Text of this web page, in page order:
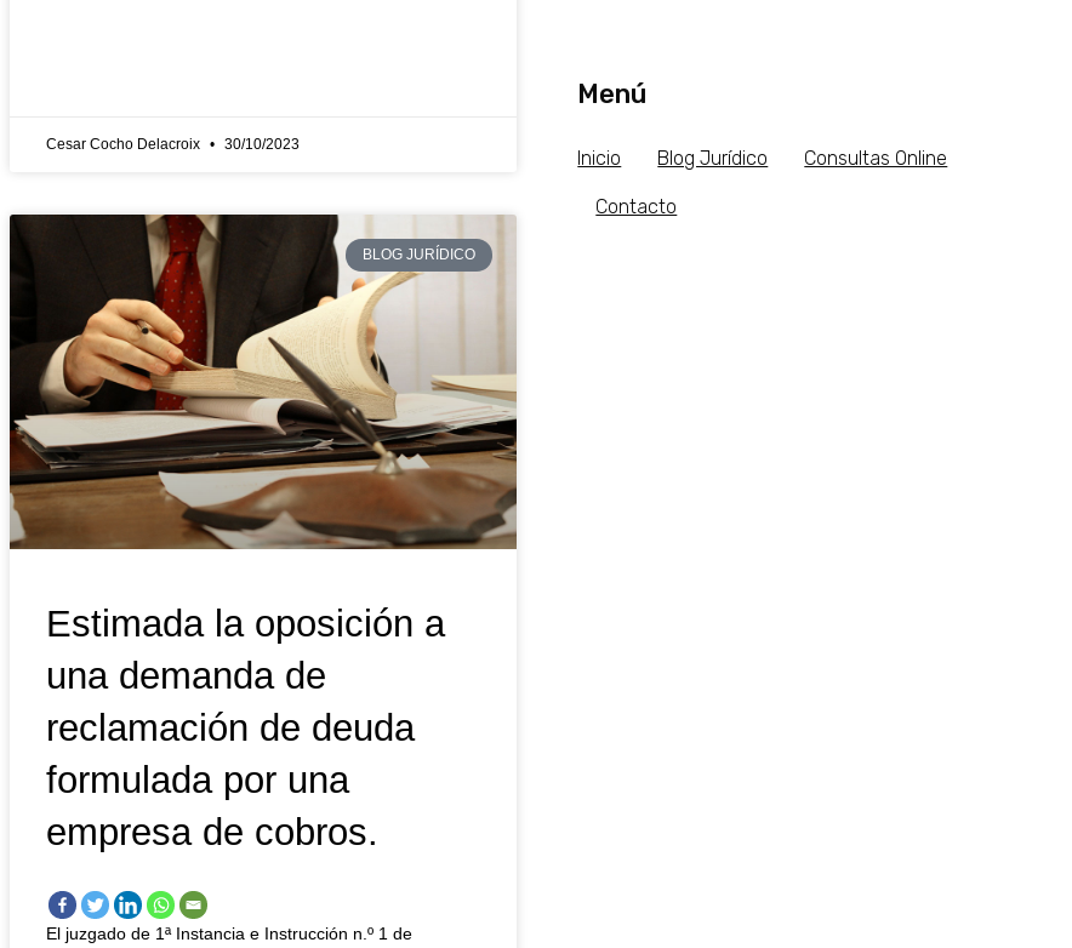
Cesar Cocho Delacroix 30/10/2023
BLOG JURÍDICO
Estimada la oposición a
una demanda de
reclamación de deuda
formulada por una
empresa de cobros.
El juzgado de 1ª Instancia e Instrucción n.º 1 de
Menú
Inicio Blog Jurídico Consultas Online
Contacto